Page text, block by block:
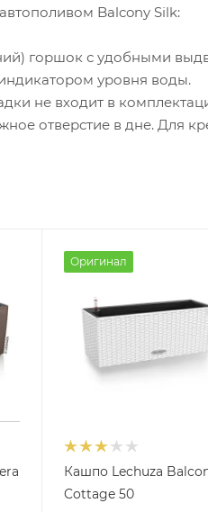
Balcony Silk:
горшок с удобными
уровня воды.
не входит в
отверстие в дне. Для
Оригинал
Кашпо Lechuza
Cottage 50